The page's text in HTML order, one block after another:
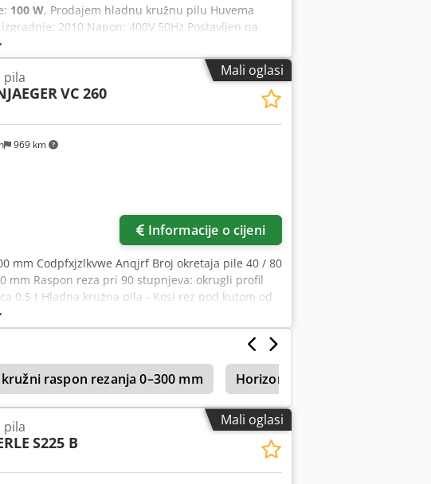
100 W, Prodajem hladnu kružnu pilu Huvema
2010 Napon: 400V 50Hz Postavljen na
Hlađenje tekućinom s pumpom Dimenzije lista
45° ravno: 50 x 60 mm Kapacitet rezanja u
Kapacitet rezanja 90° ravno: 55 x 95 mm
90° kvadrat: 70 mm Dimenzije: Visina: 150 cm
Mali oglasi
969 km
pila
VC 260
Informacije o cijeni
mm Codpfxjzlkvwe Anqjrf Broj okretaja pile 40 / 80
mm Raspon reza pri 90 stupnjeva: okrugli profil
0,5 t Hladna kružna pila - Kosi rez pod kutom od
mm - Pumpa za rashladnu tekućinu
raspon rezanja 0–300 mm
Horizontalne tračne pile –
Mali oglasi
pila
S225 B